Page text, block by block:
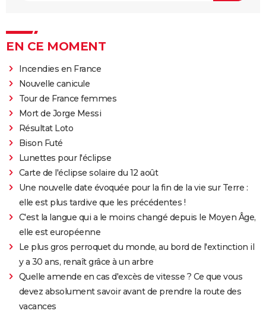
EN CE MOMENT
Incendies en France
Nouvelle canicule
Tour de France femmes
Mort de Jorge Messi
Résultat Loto
Bison Futé
Lunettes pour l'éclipse
Carte de l'éclipse solaire du 12 août
Une nouvelle date évoquée pour la fin de la vie sur Terre :
elle est plus tardive que les précédentes !
C'est la langue qui a le moins changé depuis le Moyen Âge,
elle est européenne
Le plus gros perroquet du monde, au bord de l'extinction il
y a 30 ans, renaît grâce à un arbre
Quelle amende en cas d'excès de vitesse ? Ce que vous
devez absolument savoir avant de prendre la route des
vacances